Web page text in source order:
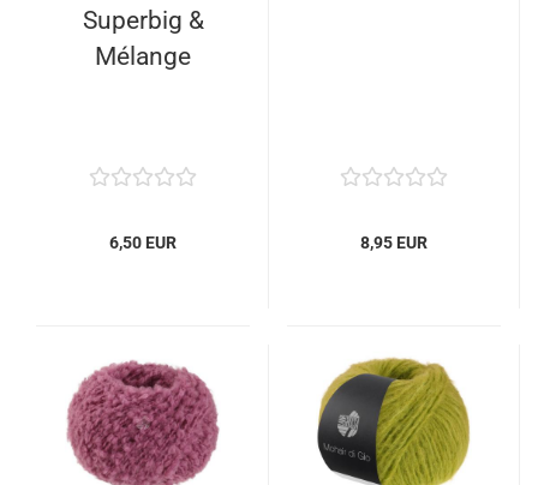
Superbig &
Mélange
6,50 EUR 8,95 EUR